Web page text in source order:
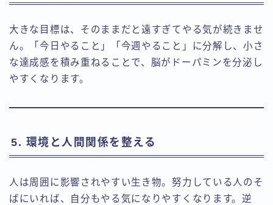
大きな目標は、そのままだと遠すぎてやる気が続きませ
ん。「今日やること」「今週やること」に分解し、小さ
な達成感を積み重ねることで、脳がドーパミンを分泌し
やすくなります。
5. 環境と人間関係を整える
人は周囲に影響されやすい生き物。努力している人のそ
ばにいれば、自分もやる気になりやすくなります。逆